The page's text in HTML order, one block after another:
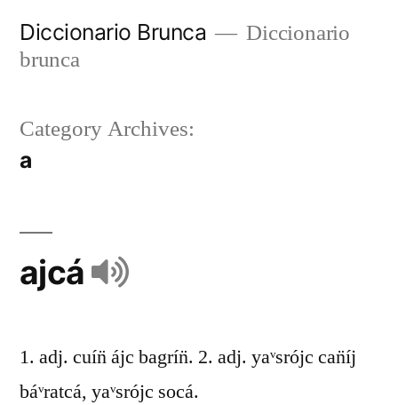
Diccionario Brunca
Diccionario
brunca
Category Archives:
a
ajcá
1. adj. cuín̈ ájc bagrín̈. 2. adj. yaᵛsrójc can̈íj
báᵛratcá, yaᵛsrójc socá.